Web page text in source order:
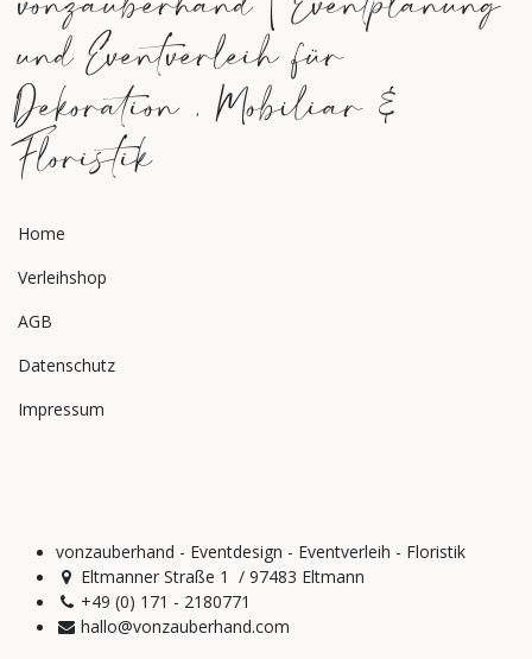
und Eventverleih für
Dekoration , Mobiliar &
Floristik
Home
Verleihshop
AGB
Datenschutz
Impressum
vonzauberhand - Eventdesign - Eventverleih - Floristik
Eltmanner Straße 1 / 97483 Eltmann
+49 (0) 171 - 2180771
hallo@vonzauberhand.com